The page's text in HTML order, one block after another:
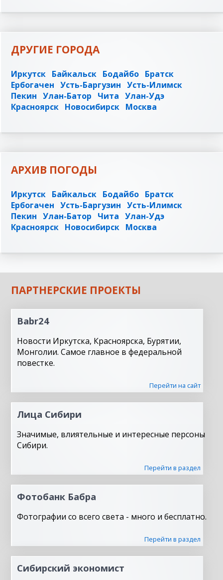
ДРУГИЕ ГОРОДА
Иркутск Байкальск Бодайбо Братск
Ербогачен Усть-Баргузин Усть-Илимск
Пекин Улан-Батор Чита Улан-Удэ
Красноярск Новосибирск Москва
АРХИВ ПОГОДЫ
Иркутск Байкальск Бодайбо Братск
Ербогачен Усть-Баргузин Усть-Илимск
Пекин Улан-Батор Чита Улан-Удэ
Красноярск Новосибирск Москва
ПАРТНЕРСКИЕ ПРОЕКТЫ
Babr24
Новости Иркутска, Красноярска, Бурятии,
Монголии. Самое главное в федеральной
повестке.
Перейти на сайт
Лица Сибири
Значимые, влиятельные и интересные персоны
Сибири.
Перейти в раздел
Фотобанк Бабра
Фотографии со всего света - много и бесплатно.
Перейти в раздел
Сибирский экономист